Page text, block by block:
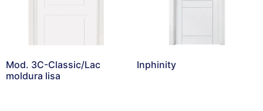
Mod. 3C-Classic/Lac
moldura lisa
Inphinity